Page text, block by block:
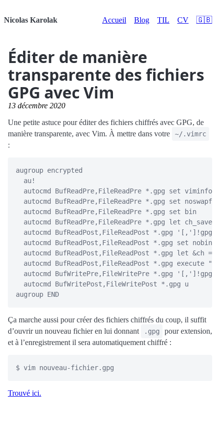
Nicolas Karolak Accueil Blog TIL CV 🇬🇧
Éditer de manière
transparente des fichiers
GPG avec Vim
13 décembre 2020
Une petite astuce pour éditer des fichiers chiffrés avec GPG, de
manière transparente, avec Vim. À mettre dans votre
~/.vimrc
:
augroup encrypted
  au!
  autocmd BufReadPre,FileReadPre *.gpg set viminfo=
autocmd BufReadPre,FileReadPre *.gpg set
  autocmd BufReadPre,FileReadPre *.gpg set bin
autocmd BufReadPre,FileReadPre *.gpg let ch_save
autocmd BufReadPost,FileReadPost *.gpg '[,']!gpg
  autocmd BufReadPost,FileReadPost *.gpg set nobin
autocmd BufReadPost,FileReadPost *.gpg let &ch =
autocmd BufReadPost,FileReadPost *.gpg execute
autocmd BufWritePre,FileWritePre *.gpg '[,']!gpg
  autocmd BufWritePost,FileWritePost *.gpg u
Ça marche aussi pour créer des fichiers chiffrés du coup, il suffit
d’ouvrir un nouveau fichier en lui donnant
.gpg
pour extension,
et à l’enregistrement il sera automatiquement chiffré :
Trouvé ici.